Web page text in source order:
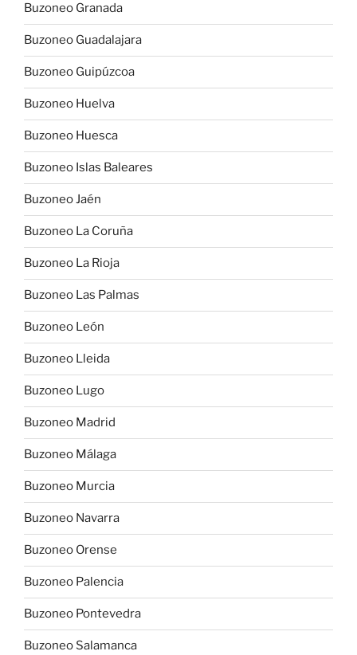
Buzoneo Granada
Buzoneo Guadalajara
Buzoneo Guipúzcoa
Buzoneo Huelva
Buzoneo Huesca
Buzoneo Islas Baleares
Buzoneo Jaén
Buzoneo La Coruña
Buzoneo La Rioja
Buzoneo Las Palmas
Buzoneo León
Buzoneo Lleida
Buzoneo Lugo
Buzoneo Madrid
Buzoneo Málaga
Buzoneo Murcia
Buzoneo Navarra
Buzoneo Orense
Buzoneo Palencia
Buzoneo Pontevedra
Buzoneo Salamanca